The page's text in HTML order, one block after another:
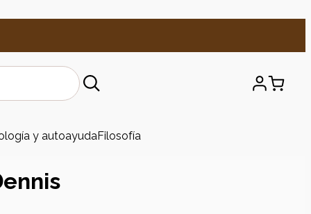
y autoayudaFilosofía